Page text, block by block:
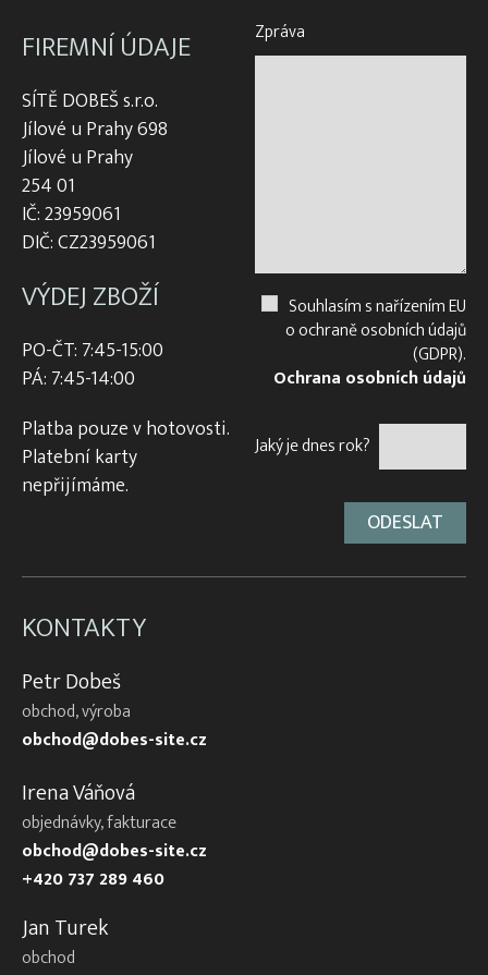
FIREMNÍ ÚDAJE
SÍTĚ DOBEŠ s.r.o.
Jílové u Prahy 698
Jílové u Prahy
254 01
IČ: 23959061
DIČ: CZ23959061
VÝDEJ ZBOŽÍ
PO-ČT: 7:45-15:00
PÁ: 7:45-14:00
Platba pouze v hotovosti.
Platební karty
nepřijímáme.
Zpráva
Souhlasím s nařízením EU
o ochraně osobních údajů
(GDPR).
Ochrana osobních údajů
Jaký je dnes rok?
KONTAKTY
Petr Dobeš
obchod, výroba
obchod@dobes-site.cz
Irena Váňová
objednávky, fakturace
obchod@dobes-site.cz
+420 737 289 460
Jan Turek
obchod